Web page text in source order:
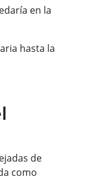
en la
hasta la
de
como